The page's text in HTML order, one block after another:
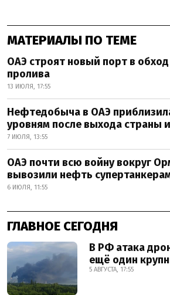
МАТЕРИАЛЫ ПО ТЕМЕ
ОАЭ строят новый порт в
пролива
13 ИЮЛЯ, 17:55
Нефтедобыча в ОАЭ
уровням после выхода страны
7 ИЮЛЯ, 13:55
ОАЭ почти всю войну вокруг
вывозили нефть
6 ИЮЛЯ, 11:55
ГЛАВНОЕ СЕГОДНЯ
В РФ атака
ещё один
5 АВГУСТА, 17:55